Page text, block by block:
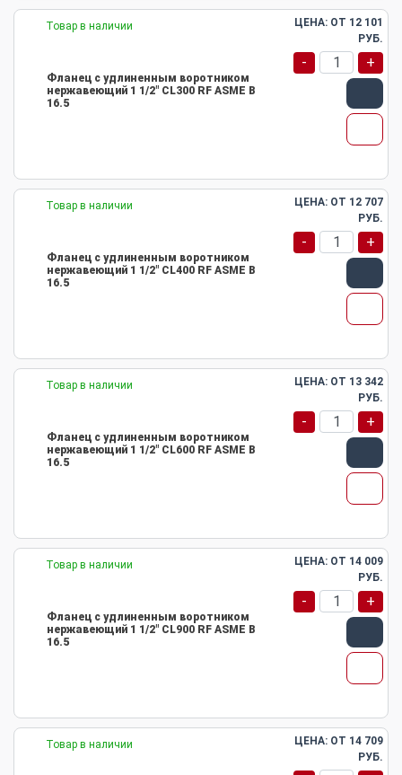
Товар в наличии
Фланец с удлиненным воротником
нержавеющий 1 1/2" CL300 RF ASME B
16.5
ЦЕНА: ОТ 12 101
РУБ.
- +
Товар в наличии
Фланец с удлиненным воротником
нержавеющий 1 1/2" CL400 RF ASME B
16.5
ЦЕНА: ОТ 12 707
РУБ.
- +
Товар в наличии
Фланец с удлиненным воротником
нержавеющий 1 1/2" CL600 RF ASME B
16.5
ЦЕНА: ОТ 13 342
РУБ.
- +
Товар в наличии
Фланец с удлиненным воротником
нержавеющий 1 1/2" CL900 RF ASME B
16.5
ЦЕНА: ОТ 14 009
РУБ.
- +
Товар в наличии ЦЕНА: ОТ 14 709
РУБ.